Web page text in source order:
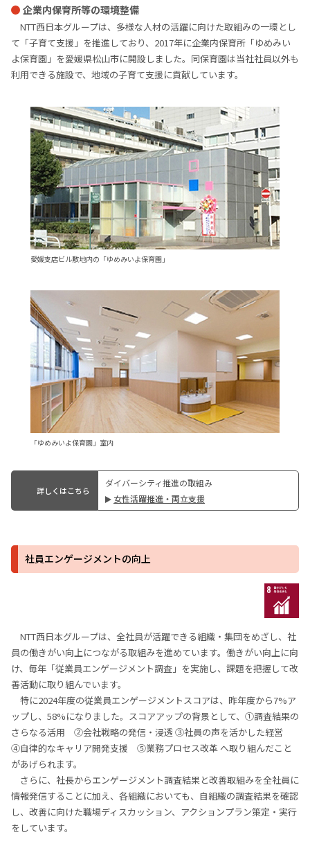
企業内保育所等の環境整備
NTT⻄⽇本グループは、多様な⼈材の活躍に向けた取組みの⼀環とし
て「⼦育て⽀援」を推進しており、2017年に企業内保育所「ゆめみい
よ保育園」を愛媛県松⼭市に開設しました。同保育園は当社社員以外も
利⽤できる施設で、地域の⼦育て⽀援に貢献しています。
愛媛支店ビル敷地内の「ゆめみいよ保育園」
「ゆめみいよ保育園」室内
詳しくはこちら
ダイバーシティ推進の取組み
︎⼥性活躍推進‧両⽴⽀援
社員エンゲージメントの向上
NTT西日本グループは、全社員が活躍できる組織・集団をめざし、社
員の働きがい向上につながる取組みを進めています。働きがい向上に向
け、毎年「従業員エンゲージメント調査」を実施し、課題を把握して改
善活動に取り組んでいます。
特に2024年度の従業員エンゲージメントスコアは、昨年度から7%ア
ップし、58%になりました。スコアアップの背景として、①調査結果の
さらなる活用 ②会社戦略の発信・浸透 ③社員の声を活かした経営
④自律的なキャリア開発支援 ⑤業務プロセス改革 へ取り組んだこと
があげられます。
さらに、社長からエンゲージメント調査結果と改善取組みを全社員に
情報発信することに加え、各組織においても、自組織の調査結果を確認
し、改善に向けた職場ディスカッション、アクションプラン策定・実行
をしています。